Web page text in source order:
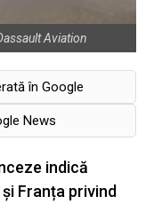
Aviation
în Google
News
indică
Franța privind